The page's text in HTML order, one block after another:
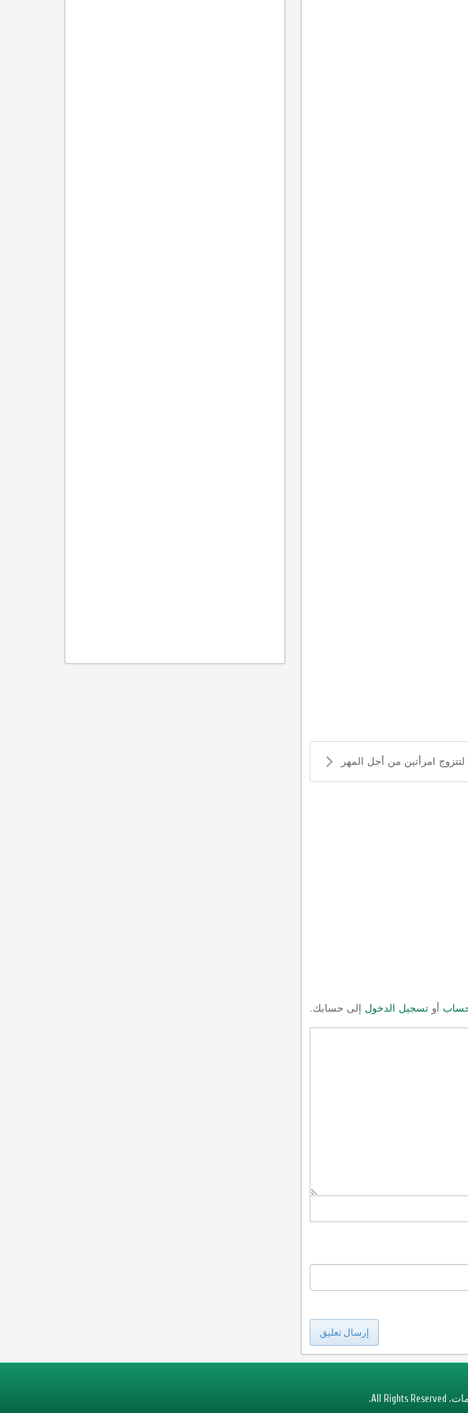
امرأتين من أجل المهر
حساب أو تسجيل الدخول إلى حسابك.
إرسال تعليق